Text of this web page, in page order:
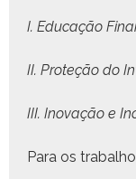
I. Edu­cação
II. Pro­teção do
III. Ino­vação e
Para os